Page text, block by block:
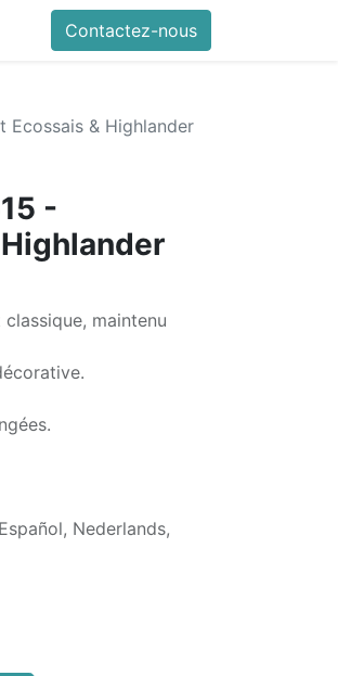
Contactez-nous
Ecossais & Highlander
-
maintenu
Nederlands,